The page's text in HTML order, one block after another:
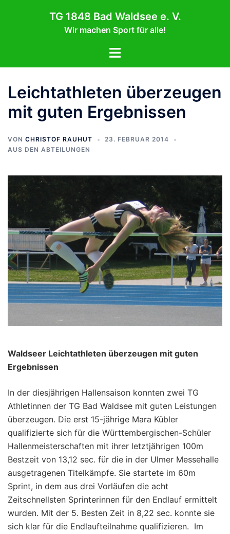
TG 1848 Bad Waldsee e. V.
Wir machen Sport für alle!
Menü
Leichtathleten überzeugen
mit guten Ergebnissen
VON CHRISTOF RAUHUT
23. FEBRUAR 2014
AUS DEN ABTEILUNGEN
Waldseer Leichtathleten überzeugen mit guten
Ergebnissen
In der diesjährigen Hallensaison konnten zwei TG
Athletinnen der TG Bad Waldsee mit guten Leistungen
überzeugen. Die erst 15-jährige Mara Kübler
qualifizierte sich für die Württembergischen-Schüler
Hallenmeisterschaften mit ihrer letztjährigen 100m
Bestzeit von 13,12 sec. für die in der Ulmer Messehalle
ausgetragenen Titelkämpfe. Sie startete im 60m
Sprint, in dem aus drei Vorläufen die acht
Zeitschnellsten Sprinterinnen für den Endlauf ermittelt
wurden. Mit der 5. Besten Zeit in 8,22 sec. konnte sie
sich klar für die Endlaufteilnahme qualifizieren. Im